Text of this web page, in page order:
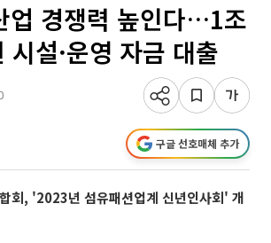
업 경쟁력 높인다…1조
설·운영 자금 대출
구글 선호매체 추가
회, '2023년 섬유패션업계 신년인사회' 개